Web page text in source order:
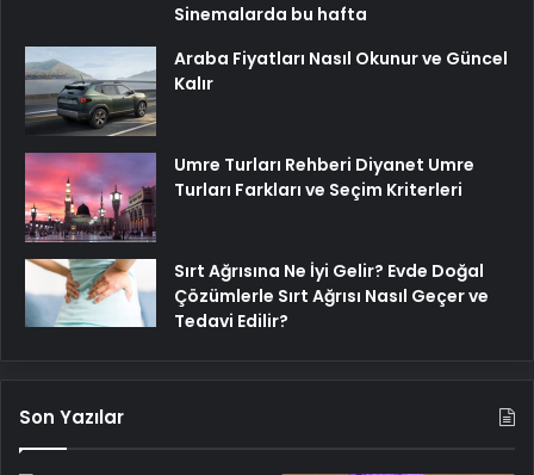
Sinemalarda bu hafta
Araba Fiyatları Nasıl Okunur ve Güncel
Kalır
Umre Turları Rehberi Diyanet Umre
Turları Farkları ve Seçim Kriterleri
Sırt Ağrısına Ne İyi Gelir? Evde Doğal
Çözümlerle Sırt Ağrısı Nasıl Geçer ve
Tedavi Edilir?
Son Yazılar